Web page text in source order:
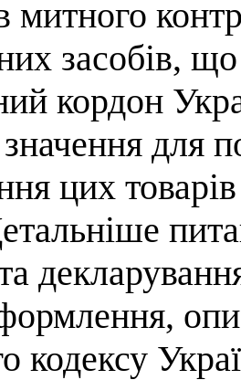
митного
засобів,
кордон
для
цих
кодексу